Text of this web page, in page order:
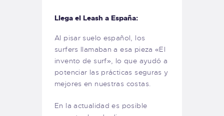
Llega el Leash a España:
Al pisar suelo español, los
surfers llamaban a esa pieza «El
invento de surf», lo que ayudó a
potenciar las prácticas seguras y
mejores en nuestras costas.
En la actualidad es posible